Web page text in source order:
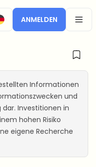
ANMELDEN
Informationen
und
Investitionen in
hohen Risiko
eigene Recherche